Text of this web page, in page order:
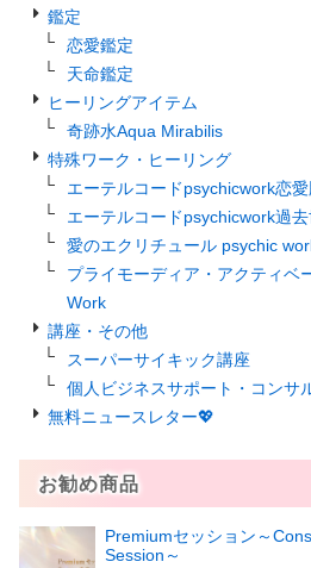
鑑定
恋愛鑑定
天命鑑定
ヒーリングアイテム
奇跡水Aqua Mirabilis
特殊ワーク・ヒーリング
エーテルコードpsychicwork恋愛
エーテルコードpsychicwork過
愛のエクリチュール psychic
プライモーディア・アクティベ
Work
講座・その他
スーパーサイキック講座
個人ビジネスサポート・コンサ
無料ニュースレター💖
お勧め商品
Premiumセッション～
Session～